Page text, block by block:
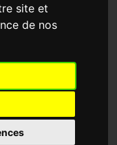
site et
de nos